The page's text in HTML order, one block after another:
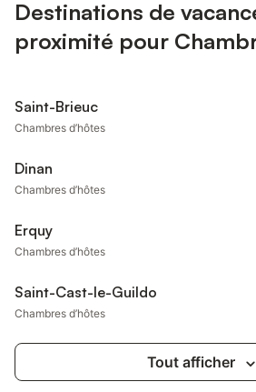
Destinations de
proximité pour
Saint-Brieuc
Chambres d’hôtes
Dinan
Chambres d’hôtes
Erquy
Chambres d’hôtes
Saint-Cast-le-Guildo
Chambres d’hôtes
Tout afficher